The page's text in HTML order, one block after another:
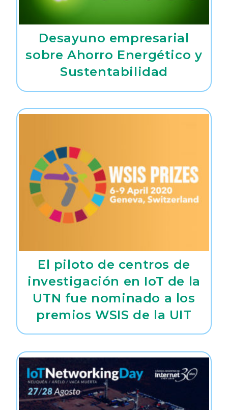
Desayuno empresarial
sobre Ahorro Energético y
Sustentabilidad
El piloto de centros de
investigación en IoT de la
UTN fue nominado a los
premios WSIS de la UIT